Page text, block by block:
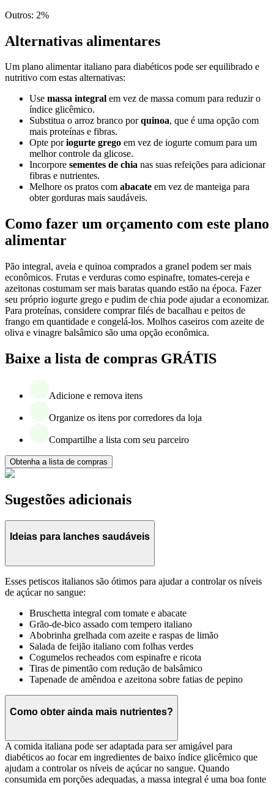
Outros: 2%
Alternativas alimentares
Um plano alimentar italiano para diabéticos pode ser equilibrado e
nutritivo com estas alternativas:
Use massa integral em vez de massa comum para reduzir o
índice glicêmico.
Substitua o arroz branco porquinoa, que é uma opção com
mais proteínas e fibras.
Opte poriogurte grego em vez de iogurte comum para um
melhor controle da glicose.
Incorpore sementes de chia nas suas refeições para adicionar
fibras e nutrientes.
Melhore os pratos com abacate em vez de manteiga para
obter gorduras mais saudáveis.
Como fazer um orçamento com este plano
alimentar
Pão integral, aveia e quinoa comprados a granel podem ser mais
econômicos. Frutas e verduras como espinafre, tomates-cereja e
azeitonas costumam ser mais baratas quando estão na época. Fazer
seu próprio iogurte grego e pudim de chia pode ajudar a economizar.
Para proteínas, considere comprar filés de bacalhau e peitos de
frango em quantidade e congelá-los. Molhos caseiros com azeite de
oliva e vinagre balsâmico são uma opção econômica.
Baixe a lista de compras GRÁTIS
Adicione e remova itens
Organize os itens por corredores da loja
Compartilhe a lista com seu parceiro
Obtenha a lista de compras
Sugestões adicionais
Ideias para lanches saudáveis
Esses petiscos italianos são ótimos para ajudar a controlar os níveis
de açúcar no sangue:
Bruschetta integral com tomate e abacate
Grão-de-bico assado com tempero italiano
Abobrinha grelhada com azeite e raspas de limão
Salada de feijão italiano com folhas verdes
Cogumelos recheados com espinafre e ricota
Tiras de pimentão com redução de balsâmico
Tapenade de amêndoa e azeitona sobre fatias de pepino
Como obter ainda mais nutrientes?
A comida italiana pode ser adaptada para ser amigável para
diabéticos ao focar em ingredientes de baixo índice glicêmico que
ajudam a controlar os níveis de açúcar no sangue. Quando
consumida em porções adequadas, a massa integral é uma boa fonte